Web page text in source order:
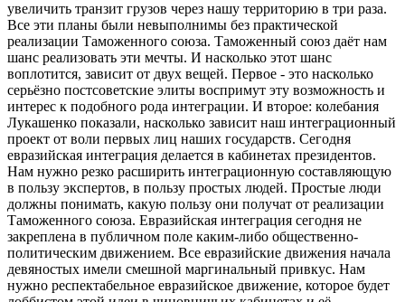
увеличить транзит грузов через нашу территорию в три раза.
Все эти планы были невыполнимы без практической
реализации Таможенного союза. Таможенный союз даёт нам
шанс реализовать эти мечты. И насколько этот шанс
воплотится, зависит от двух вещей. Первое - это насколько
серьёзно постсоветские элиты воспримут эту возможность и
интерес к подобного рода интеграции. И второе: колебания
Лукашенко показали, насколько зависит наш интеграционный
проект от воли первых лиц наших государств. Сегодня
евразийская интеграция делается в кабинетах президентов.
Нам нужно резко расширить интеграционную составляющую
в пользу экспертов, в пользу простых людей. Простые люди
должны понимать, какую пользу они получат от реализации
Таможенного союза. Евразийская интеграция сегодня не
закреплена в публичном поле каким-либо общественно-
политическим движением. Все евразийские движения начала
девяностых имели смешной маргинальный привкус. Нам
нужно респектабельное евразийское движение, которое будет